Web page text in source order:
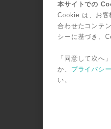
Atmos Music
方はぜひご覧
Dolby Atmos
本サイトでの
Cookie は、お客
合わせたコンテ
シーに基づき、
「同意して次へ
か、 プライバシ
い。